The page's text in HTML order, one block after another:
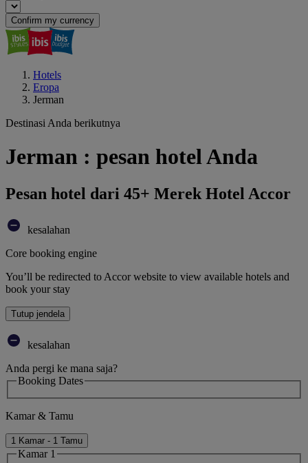
Confirm my currency
Hotels
Eropa
Jerman
Destinasi Anda berikutnya
Jerman : pesan hotel Anda
Pesan hotel dari 45+ Merek Hotel Accor
kesalahan
Core booking engine
You’ll be redirected to Accor website to view available hotels and
book your stay
Tutup jendela
kesalahan
Anda pergi ke mana saja?
Booking Dates
Kamar & Tamu
1 Kamar - 1 Tamu
Kamar 1